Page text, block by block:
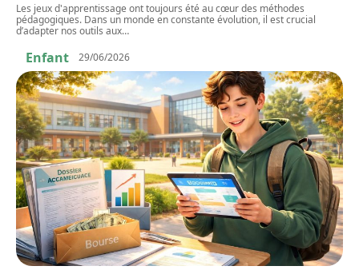
Les jeux d'apprentissage ont toujours été au cœur des méthodes
pédagogiques. Dans un monde en constante évolution, il est crucial
d’adapter nos outils aux…
Enfant 29/06/2026